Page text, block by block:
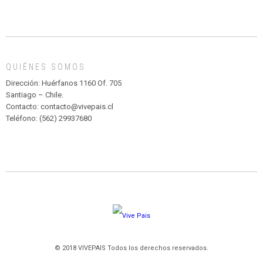
MADAGASCAR
PARQUE
HURATDO
QUIÉNES SOMOS
Dirección: Huérfanos 1160 Of. 705
Santiago – Chile.
Contacto: contacto@vivepais.cl
Teléfono: (562) 29937680
© 2018 VIVEPAIS Todos los derechos reservados.